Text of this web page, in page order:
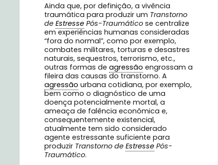
Ainda que, por definição, a vivência
traumática para produzir um Transtorno
de Estresse Pós-Traumático se centralize
em experiências humanas consideradas
“fora do normal”, como por exemplo,
combates militares, torturas e desastres
naturais, sequestros, terrorismo, etc.,
outras formas de agressão engrossam a
fileira das causas do transtorno. A
agressão urbana cotidiana, por exemplo,
bem como o diagnóstico de uma
doença potencialmente mortal, a
ameaça de falência econômica e,
consequentemente existencial,
atualmente tem sido considerado
agente estressante suficiente para
produzir Transtorno de Estresse Pós-
Traumático.